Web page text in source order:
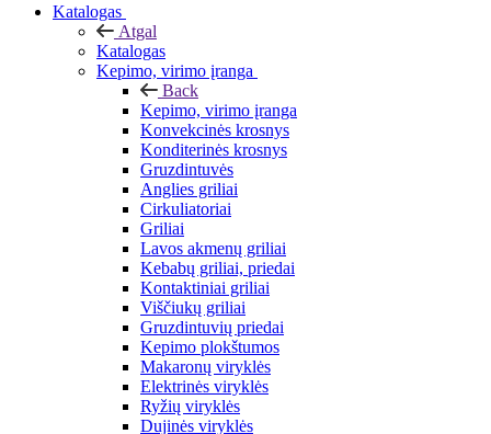
Katalogas
Atgal
Katalogas
Kepimo, virimo įranga
Back
Kepimo, virimo įranga
Konvekcinės krosnys
Konditerinės krosnys
Gruzdintuvės
Anglies griliai
Cirkuliatoriai
Griliai
Lavos akmenų griliai
Kebabų griliai, priedai
Kontaktiniai griliai
Viščiukų griliai
Gruzdintuvių priedai
Kepimo plokštumos
Makaronų viryklės
Elektrinės viryklės
Ryžių viryklės
Dujinės viryklės